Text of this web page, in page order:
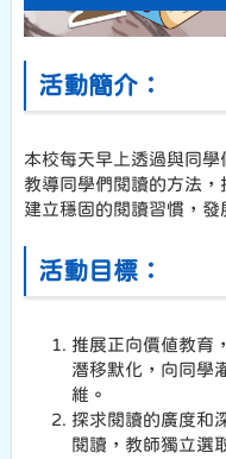
活動簡介：
本校每天早上透過與同學
教導同學們閱讀的方法
建立穩固的閱讀習慣，發
活動目標：
推展正向價值教育
潛移默化，向同學
維。
探求閱讀的廣度和
閱讀，教師獨立選